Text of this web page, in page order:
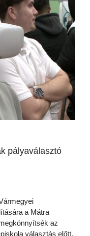
pályaválasztó
a Mátra
az
választás előtt.